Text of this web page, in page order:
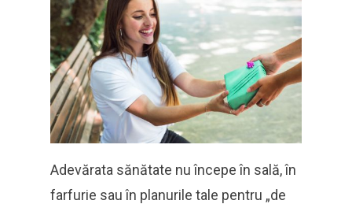
Adevărata sănătate nu începe în sală, în
farfurie sau în planurile tale pentru „de